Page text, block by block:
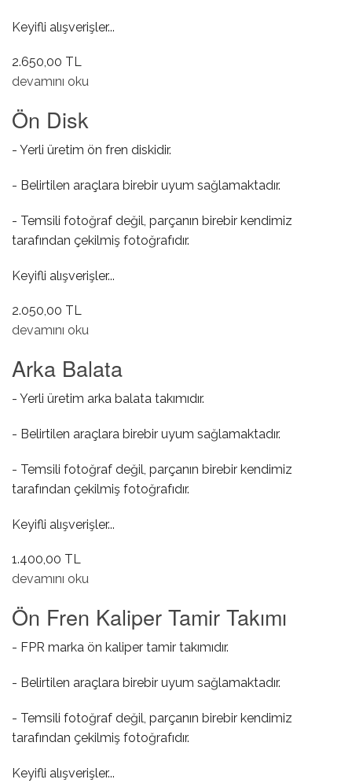
Keyifli alışverişler...
2.650,00 TL
Volant Dişlisi hakkında
devamını oku
Ön Disk
- Yerli üretim ön fren diskidir.
- Belirtilen araçlara birebir uyum sağlamaktadır.
- Temsili fotoğraf değil, parçanın birebir kendimiz
tarafından çekilmiş fotoğrafıdır.
Keyifli alışverişler...
2.050,00 TL
Ön Disk hakkında
devamını oku
Arka Balata
- Yerli üretim arka balata takımıdır.
- Belirtilen araçlara birebir uyum sağlamaktadır.
- Temsili fotoğraf değil, parçanın birebir kendimiz
tarafından çekilmiş fotoğrafıdır.
Keyifli alışverişler...
1.400,00 TL
Arka Balata hakkında
devamını oku
Ön Fren Kaliper Tamir Takımı
- FPR marka ön kaliper tamir takımıdır.
- Belirtilen araçlara birebir uyum sağlamaktadır.
- Temsili fotoğraf değil, parçanın birebir kendimiz
tarafından çekilmiş fotoğrafıdır.
Keyifli alışverişler...